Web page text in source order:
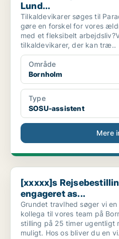
Lund...
Tilkaldevikarer søges til
gøre en forskel for vores
med et fleksibelt
tilkaldevikarer, der kan træ..
Område
Bornholm
Type
SOSU-assistent
Mere
[xxxxx]s Rejsebestillingskontor
[xxxxx]s
engageret as...
Grundet travlhed søger vi
kollega til vores team på
stilling på 25 timer ugentligt
muligt. Hos os bliver du en